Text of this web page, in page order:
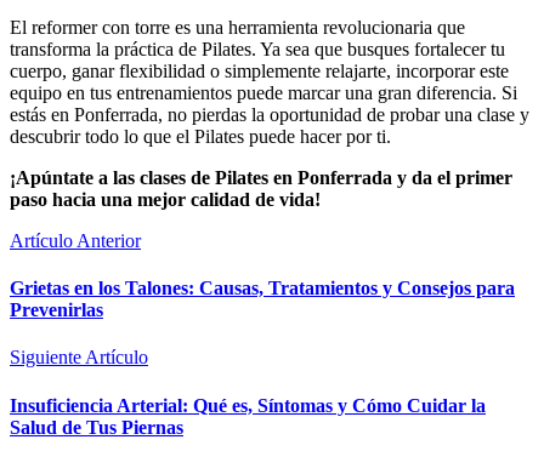
El reformer con torre es una herramienta revolucionaria que
transforma la práctica de Pilates. Ya sea que busques fortalecer tu
cuerpo, ganar flexibilidad o simplemente relajarte, incorporar este
equipo en tus entrenamientos puede marcar una gran diferencia. Si
estás en Ponferrada, no pierdas la oportunidad de probar una clase y
descubrir todo lo que el Pilates puede hacer por ti.
¡Apúntate a las clases de Pilates en Ponferrada y da el primer
paso hacia una mejor calidad de vida!
Artículo Anterior
Grietas en los Talones: Causas, Tratamientos y Consejos para
Prevenirlas
Siguiente Artículo
Insuficiencia Arterial: Qué es, Síntomas y Cómo Cuidar la
Salud de Tus Piernas